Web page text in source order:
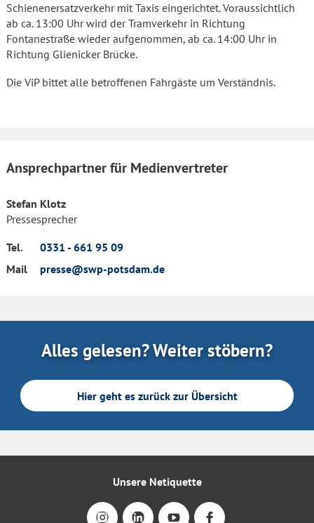
Schienenersatzverkehr mit Taxis eingerichtet. Voraussichtlich
ab ca. 13:00 Uhr wird der Tramverkehr in Richtung
Fontanestraße wieder aufgenommen, ab ca. 14:00 Uhr in
Richtung Glienicker Brücke.
Die ViP bittet alle betroffenen Fahrgäste um Verständnis.
Ansprechpartner für Medienvertreter
Stefan Klotz
Pressesprecher
Tel.
0331 - 661 95 09
Mail
presse@swp-potsdam.de
Alles gelesen? Weiter stöbern?
Hier geht es zurück zur Übersicht
Unsere Netiquette